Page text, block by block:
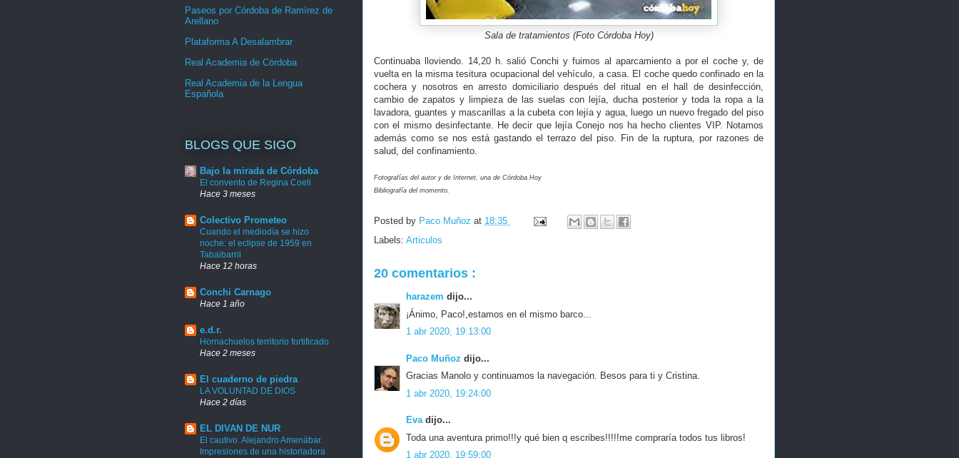
Sala de tratamientos (Foto Córdoba Hoy)
Continuaba lloviendo. 14,20 h. salió Conchi y fuimos al aparcamiento a por el coche y, de
vuelta en la misma tesitura ocupacional del vehículo, a casa. El coche quedo confinado en la
cochera y nosotros en arresto domiciliario después del ritual en el hall de desinfección,
cambio de zapatos y limpieza de las suelas con lejía, ducha posterior y toda la ropa a la
lavadora, guantes y mascarillas a la cubeta con lejía y agua, luego un nuevo fregado del piso
con el mismo desinfectante. He decir que lejía Conejo nos ha hecho clientes VIP. Notamos
además como se nos está gastando el terrazo del piso. Fin de la ruptura, por razones de
salud, del confinamiento.
Fotografías del autor y de Internet, una de Córdoba Hoy
Bibliografía del momento.
Posted by Paco Muñoz at 18:35
Labels: Articulos
20 comentarios :
harazem dijo...
¡Ánimo, Paco!,estamos en el mismo barco...
1 abr 2020, 19:13:00
Paco Muñoz dijo...
Gracias Manolo y continuamos la navegación. Besos para ti y Cristina.
1 abr 2020, 19:24:00
Eva dijo...
Toda una aventura primo!!!y qué bien q escribes!!!!!me compraría todos tus libros!
1 abr 2020, 19:59:00
Paseos por Córdoba de Ramírez de
Arellano
Plataforma A Desalambrar
Real Academia de Córdoba
Real Academia de la Lengua
Española
BLOGS QUE SIGO
Bajo la mirada de Córdoba
El convento de Regina Coeli
Hace 3 meses
Colectivo Prometeo
Cuando el mediodía se hizo
noche: el eclipse de 1959 en
Tabaibarril
Hace 12 horas
Conchi Carnago
Hace 1 año
e.d.r.
Hornachuelos territorio fortificado
Hace 2 meses
El cuaderno de piedra
LA VOLUNTAD DE DIOS
Hace 2 días
EL DIVAN DE NUR
El cautivo. Alejandro Amenábar.
Impresiones de una historiadora